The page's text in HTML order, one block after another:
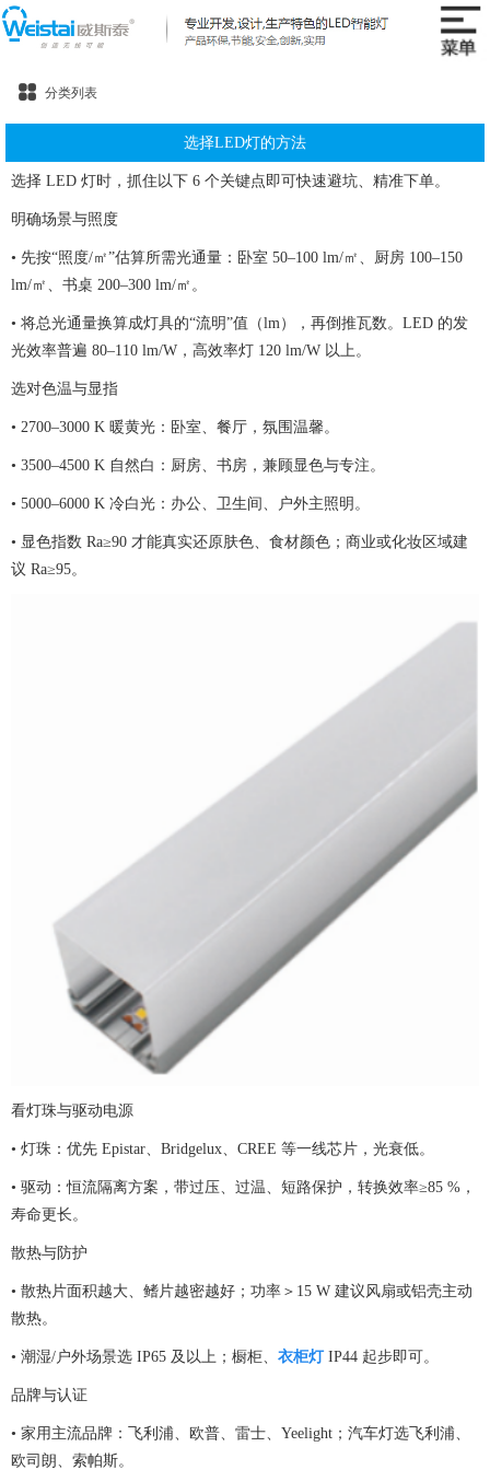
分类列表
选择LED灯的方法
选择 LED 灯时，抓住以下 6 个关键点即可快速避坑、精准下单。
明确场景与照度
• 先按“照度/㎡”估算所需光通量：卧室 50–100 lm/㎡、厨房 100–150
lm/㎡、书桌 200–300 lm/㎡。
• 将总光通量换算成灯具的“流明”值（lm），再倒推瓦数。LED 的发
光效率普遍 80–110 lm/W，高效率灯 120 lm/W 以上。
选对色温与显指
• 2700–3000 K 暖黄光：卧室、餐厅，氛围温馨。
• 3500–4500 K 自然白：厨房、书房，兼顾显色与专注。
• 5000–6000 K 冷白光：办公、卫生间、户外主照明。
• 显色指数 Ra≥90 才能真实还原肤色、食材颜色；商业或化妆区域建
议 Ra≥95。
看灯珠与驱动电源
• 灯珠：优先 Epistar、Bridgelux、CREE 等一线芯片，光衰低。
• 驱动：恒流隔离方案，带过压、过温、短路保护，转换效率≥85 %，
寿命更长。
散热与防护
• 散热片面积越大、鳍片越密越好；功率＞15 W 建议风扇或铝壳主动
散热。
• 潮湿/户外场景选 IP65 及以上；橱柜、 衣柜灯IP44 起步即可。
品牌与认证
• 家用主流品牌：飞利浦、欧普、雷士、Yeelight；汽车灯选飞利浦、
欧司朗、索帕斯。